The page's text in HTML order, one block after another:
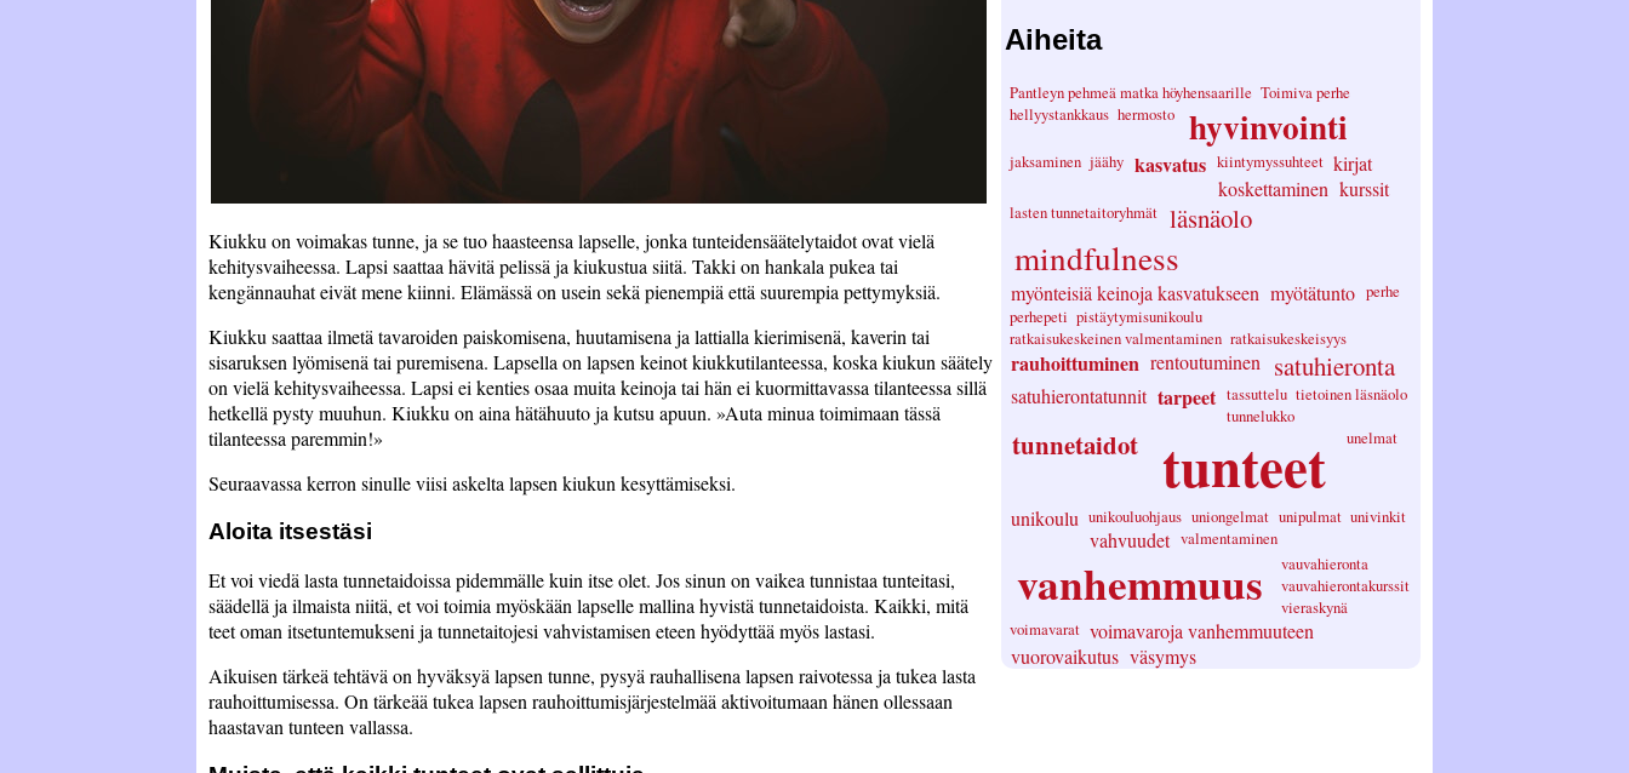
Aiheita
Pantleyn pehmeä matka höyhensaarille Toimiva perhe
hellyystankkaus hermosto hyvinvointi
jaksaminen jäähy kasvatus kiintymyssuhteet kirjat
koskettaminen kurssit
lasten tunnetaitoryhmät läsnäolo
mindfulness
myönteisiä keinoja kasvatukseen myötätunto perhe
perhepeti pistäytymisunikoulu
ratkaisukeskeinen valmentaminen ratkaisukeskeisyys
rauhoittuminen rentoutuminen satuhieronta
satuhierontatunnit tarpeet tassuttelu tietoinen läsnäolo
tunnelukko
tunnetaidot tunteet unelmat
unikoulu unikouluohjaus uniongelmat unipulmat univinkit
vahvuudet valmentaminen
vanhemmuus
vauvahieronta
vauvahierontakurssit
vieraskynä
voimavarat voimavaroja vanhemmuuteen
vuorovaikutus väsymys
Kiukku on voimakas tunne, ja se tuo haasteensa lapselle, jonka tunteidensäätelytaidot ovat vielä
kehitysvaiheessa. Lapsi saattaa hävitä pelissä ja kiukustua siitä. Takki on hankala pukea tai
kengännauhat eivät mene kiinni. Elämässä on usein sekä pienempiä että suurempia pettymyksiä.
Kiukku saattaa ilmetä tavaroiden paiskomisena, huutamisena ja lattialla kierimisenä, kaverin tai
sisaruksen lyömisenä tai puremisena. Lapsella on lapsen keinot kiukkutilanteessa, koska kiukun säätely
on vielä kehitysvaiheessa. Lapsi ei kenties osaa muita keinoja tai hän ei kuormittavassa tilanteessa sillä
hetkellä pysty muuhun. Kiukku on aina hätähuuto ja kutsu apuun.
Auta minua toimimaan tässä
tilanteessa paremmin!
Seuraavassa kerron sinulle viisi askelta lapsen kiukun kesyttämiseksi.
Aloita itsestäsi
Et voi viedä lasta tunnetaidoissa pidemmälle kuin itse olet. Jos sinun on vaikea tunnistaa tunteitasi,
säädellä ja ilmaista niitä, et voi toimia myöskään lapselle mallina hyvistä tunnetaidoista. Kaikki, mitä
teet oman itsetuntemukseni ja tunnetaitojesi vahvistamisen eteen hyödyttää myös lastasi.
Aikuisen tärkeä tehtävä on hyväksyä lapsen tunne, pysyä rauhallisena lapsen raivotessa ja tukea lasta
rauhoittumisessa. On tärkeää tukea lapsen rauhoittumisjärjestelmää aktivoitumaan hänen ollessaan
haastavan tunteen vallassa.